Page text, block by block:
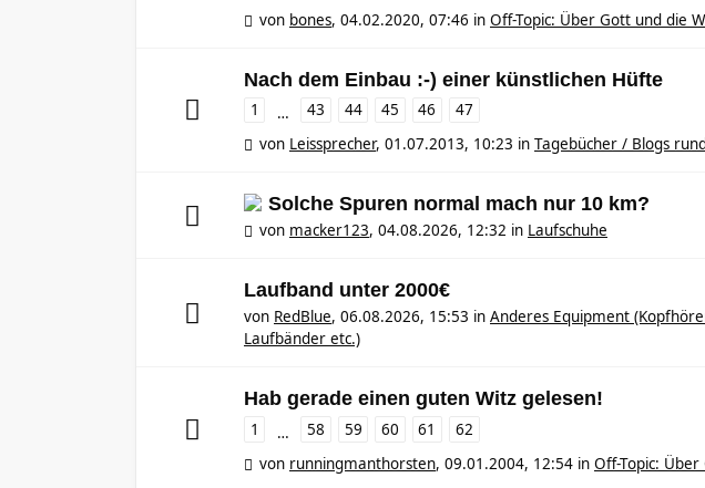
von bones, 04.02.2020, 07:46 in Off-Topic: Über Gott und die
Nach dem Einbau :-) einer künstlichen Hüfte
1 … 43 44 45 46
47
von Leissprecher, 01.07.2013, 10:23 in Tagebücher / Blogs
Solche Spuren normal mach nur 10 km?
von macker123, 04.08.2026, 12:32 in Laufschuhe
Laufband unter 2000€
von RedBlue, 06.08.2026, 15:53 in Anderes Equipment
Laufbänder etc.)
Hab gerade einen guten Witz gelesen!
1 … 58 59 60 61
62
von runningmanthorsten, 09.01.2004, 12:54 in Off-Topic: